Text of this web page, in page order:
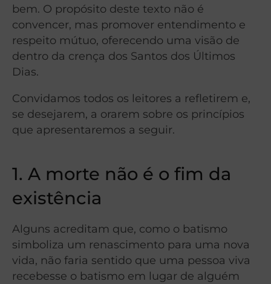
bem. O propósito deste texto não é
convencer, mas promover entendimento e
respeito mútuo, oferecendo uma visão de
dentro da crença dos Santos dos Últimos
Dias.
Convidamos todos os leitores a refletirem e,
se desejarem, a orarem sobre os princípios
que apresentaremos a seguir.
1. A morte não é o fim da
existência
Alguns acreditam que, como o batismo
simboliza um renascimento para uma nova
vida, não faria sentido que uma pessoa viva
recebesse o batismo em lugar de alguém